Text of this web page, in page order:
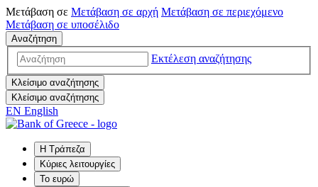
Μετάβαση σε Μετάβαση σε αρχή Μετάβαση σε περιεχόμενο
Μετάβαση σε υποσέλιδο
Αναζήτηση
Εκτέλεση αναζήτησης
Κλείσιμο αναζήτησης
Κλείσιμο αναζήτησης
EN English
Η Τράπεζα
Κύριες λειτουργίες
Το ευρώ